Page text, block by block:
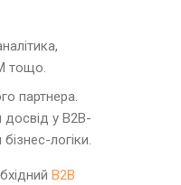
тощо.
партнера.
у B2B-
логіки.
B2B